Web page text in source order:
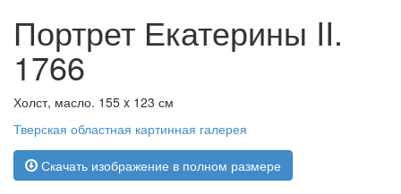
Портрет Екатерины II.
1766
Холст, масло. 155 x 123 см
Тверская областная картинная галерея
Скачать изображение в полном размере